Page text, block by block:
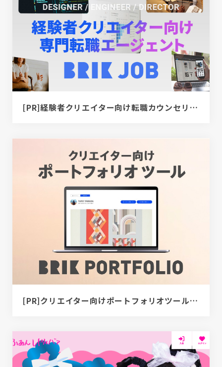
[PR]経験者クリエイター向け転職カウンセリング｜デザイナー / ディレクター / エンジニア
[PR]クリエイター向けポートフォリオツール｜BRIK PORTFOLIO